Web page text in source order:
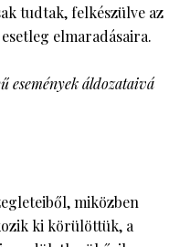
tudtak, felkészülve az
elmaradásaira.
események áldozataivá
miközben
ki körülöttük, a